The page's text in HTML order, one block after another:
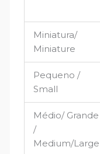
Miniatura/
Miniature
Pequeno /
Small
Médio/ Grande
/
Medium/Large